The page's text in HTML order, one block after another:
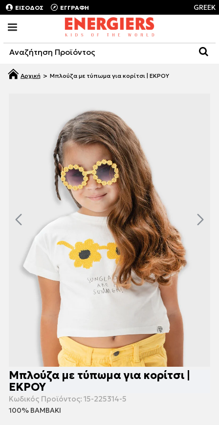
ΕΙΣΟΔΟΣ ΕΓΓΡΑΦΗ GREEK
Μπλούζα με τύπωμα για κορίτσι | ΕΚΡΟΥ
Μπλούζα με τύπωμα για κορίτσι |
ΕΚΡΟΥ
Κωδικός Προϊόντος: 15-225314-5
100% ΒΑΜΒΑΚΙ